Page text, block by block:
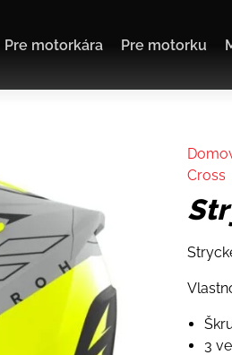
Pre motorkára Pre motorku
Cross
3